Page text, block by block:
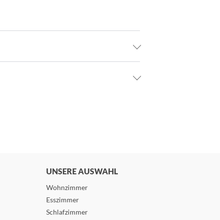
UNSERE AUSWAHL
Wohnzimmer
Esszimmer
Schlafzimmer